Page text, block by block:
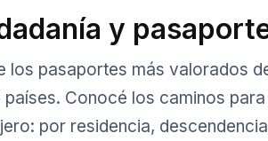
y
los pasaportes más valorados
países. Conocé los caminos
por residencia,